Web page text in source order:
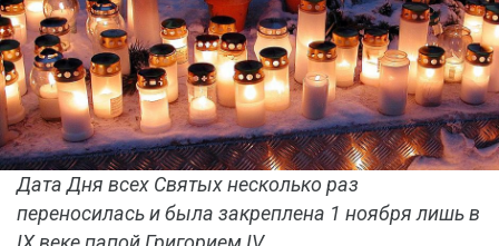
Дата Дня всех Святых несколько раз
переносилась и была закреплена 1 ноября лишь в